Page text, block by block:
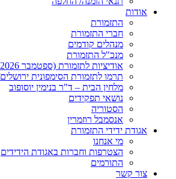
אודות
התזמורת
חברי התזמורת
מנהלים קודמים
מנכ"ל התזמורת
אודיציות לתזמורת (ספטמבר 2026)
תרמו לתזמורת הסימפונית ירושלים
מלחין הבית – ד"ר בנימין יוסופוב
נושאי תפקידים
הסטוריה
אנסמבל רוזמרין
אגודת ידידי התזמורת
מי אנחנו
הצטרפות וחברות באגודת הידידים
התורמים
צור קשר